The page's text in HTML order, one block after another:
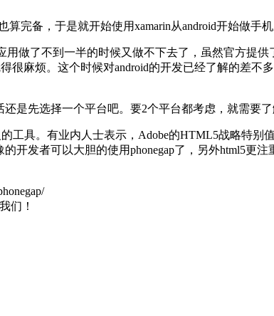
完备，于是就开始使用xamarin从android开始做手机
做了不到一半的时候又做不下去了，虽然官方提
很麻烦。这个时候对android的开发已经了解的差不
是先选择一个平台吧。要2个平台都考虑，就需要
工具。有业内人士表示，Adobe的HTML5战略特
开发者可以大胆的使用phonegap了，另外html5更
们！